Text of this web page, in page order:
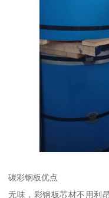
碳彩钢板优点
无味，彩钢板芯材不用利